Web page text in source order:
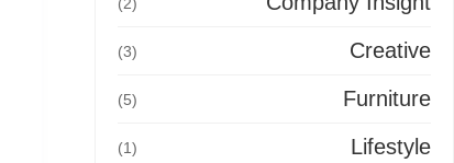
Creative
(3)
Furniture
(5)
Lifestyle
(1)